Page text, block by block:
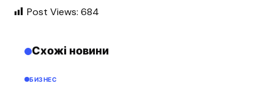
Post Views: 684
Схожі новини
БИЗНЕС